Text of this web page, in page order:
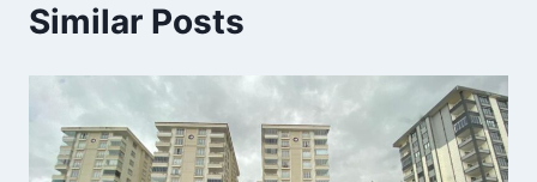
Similar Posts